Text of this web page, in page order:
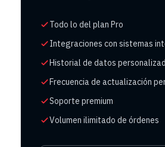
Todo lo del plan Pro
Integraciones con sistemas
Historial de datos
Frecuencia de actualización
Soporte premium
Volumen ilimitado de órdenes